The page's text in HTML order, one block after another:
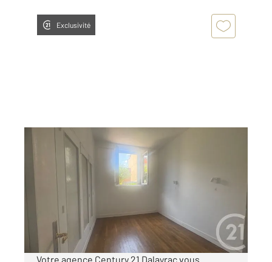
Exclusivité
FONTENAY SOUS BOIS 94
37,92 m
, 2 pièces
Ref : 10154
Appartement F2 à louer
856,75 €
par mois charges comprises
Votre agence Century 21 Dalayrac vous